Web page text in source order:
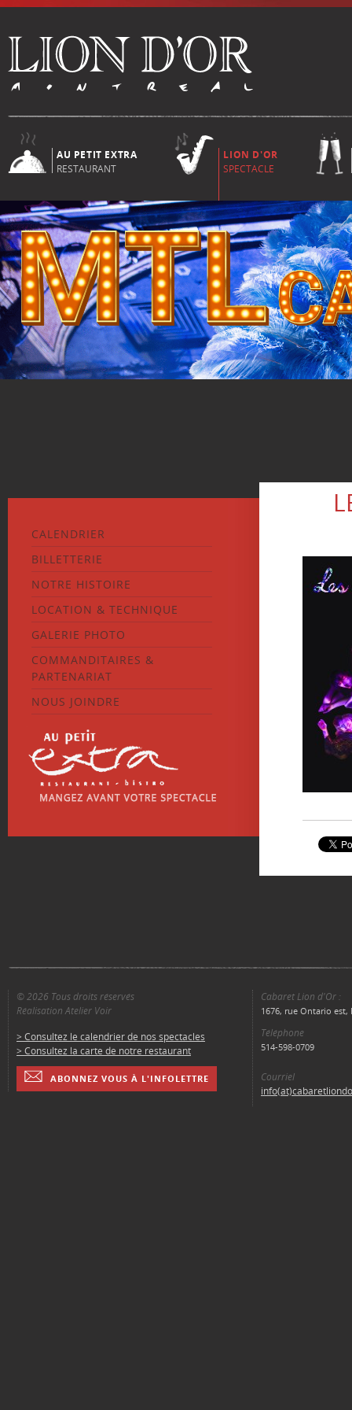
AU PETIT EXTRA
RESTAURANT
LION D'OR
SPECTACLE
CALENDRIER
BILLETTERIE
NOTRE HISTOIRE
LOCATION & TECHNIQUE
GALERIE PHOTO
COMMANDITAIRES &
PARTENARIAT
NOUS JOINDRE
© 2026 Tous droits réservés
Réalisation Atelier Voir
> Consultez le calendrier de nos spectacles
> Consultez la carte de notre restaurant
ABONNEZ VOUS À L'INFOLETTRE
Cabaret Lion d'Or :
1676, rue Ontario est,
Téléphone
514-598-0709
Courriel